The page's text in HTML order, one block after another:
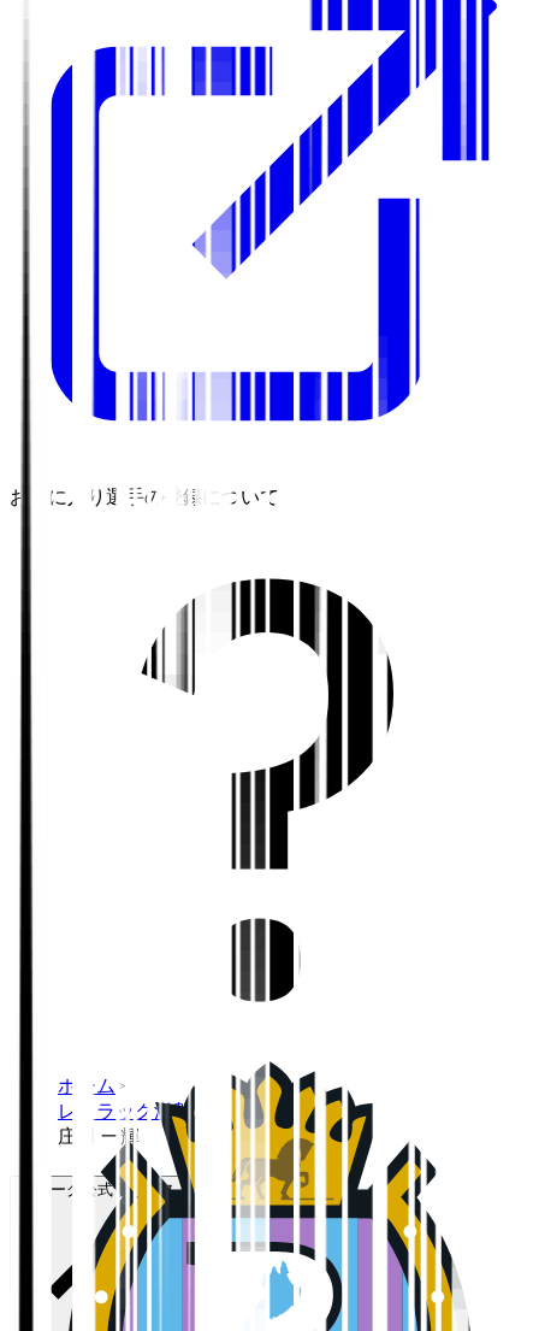
お気に入り選手の登録について
ホーム >
レイラック滋賀ＦＣ
庄司 一輝
Ｊリーグ公式サービス